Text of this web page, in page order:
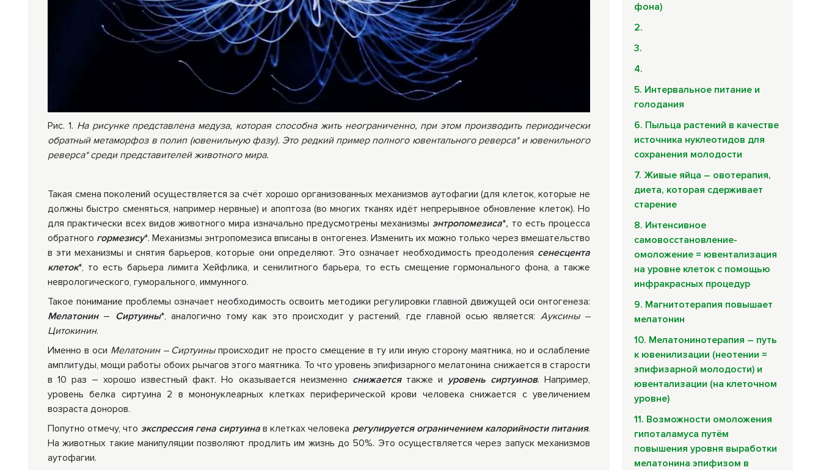
Рис. 1. На рисунке представлена медуза, которая способна жить неограниченно, при этом производить периодически
обратный метаморфоз в полип (ювенильную фазу). Это редкий пример полного ювентального реверса*и ювенильного
реверса*среди представителей животного мира.
Такая смена поколений осуществляется за счёт хорошо организованных механизмов аутофагии (для клеток, которые не
должны быстро сменяться, например нервные) и апоптоза (во многих тканях идёт непрерывное обновление клеток). Но
для практически всех видов животного мира изначально предусмотрены механизмы энтропомезиса*, то есть процесса
обратного гормезису*. Механизмы энтропомезиса вписаны в онтогенез. Изменить их можно только через вмешательство
в эти механизмы и снятия барьеров, которые они определяют. Это означает необходимость преодоления сенесцента
клеток*, то есть барьера лимита Хейфлика, и сенилитного барьера, то есть смещение гормонального фона, а также
неврологического, гуморального, иммунного.
Такое понимание проблемы означает необходимость освоить методики регулировки главной движущей оси онтогенеза:
Мелатонин– Сиртуины*, аналогично тому как это происходит у растений, где главной осью является: Ауксины –
Цитокинин.
Именно в оси Мелатонин – Сиртуиныпроисходит не просто смещение в ту или иную сторону маятника, но и ослабление
амплитуды, мощи работы обоих рычагов этого маятника. То что уровень эпифизарного мелатонина снижается в старости
в 10 раз – хорошо известный факт. Но оказывается неизменно снижаетсятакже и уровень сиртуинов. Например,
уровень белка сиртуина 2 в мононуклеарных клетках периферической крови человека снижается с увеличением
возраста доноров.
Попутно отмечу, что экспрессия гена сиртуинав клетках человека регулируется ограничением калорийности питания.
На животных такие манипуляции позволяют продлить им жизнь до 50%. Это осуществляется через запуск механизмов
аутофагии.
фона)
2.
3.
4.
5. Интервальное питание и
голодания
6. Пыльца растений в качестве
источника нуклеотидов для
сохранения молодости
7. Живые яйца – овотерапия,
диета, которая сдерживает
старение
8. Интенсивное
самовосстановление-
омоложение = ювентализация
на уровне клеток с помощью
инфракрасных процедур
9. Магнитотерапия повышает
мелатонин
10. Мелатонинотерапия – путь
к ювенилизации (неотении =
эпифизарной молодости) и
ювентализации (на клеточном
уровне)
11. Возможности омоложения
гипоталамуса путём
повышения уровня выработки
мелатонина эпифизом в